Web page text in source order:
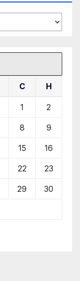
С Н
1 2
8 9
15 16
22 23
29 30